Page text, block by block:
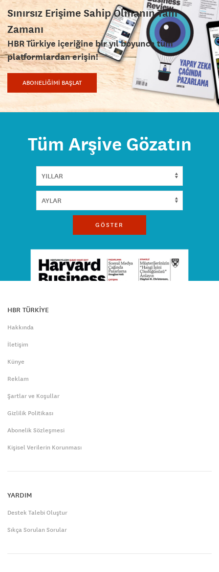
Sınırsız Erişime Sahip Olmanın Tam
Zamanı
HBR Türkiye içeriğine bir yıl boyunca tüm
platformlardan erişin!
ABONELİĞİMİ BAŞLAT
Tüm Arşive Gözatın
GÖSTER
HBR TÜRKİYE
Hakkında
İletişim
Künye
Reklam
Şartlar ve Koşullar
Gizlilik Politikası
Abonelik Sözleşmesi
Kişisel Verilerin Korunması
YARDIM
Destek Talebi Oluştur
Sıkça Sorulan Sorular